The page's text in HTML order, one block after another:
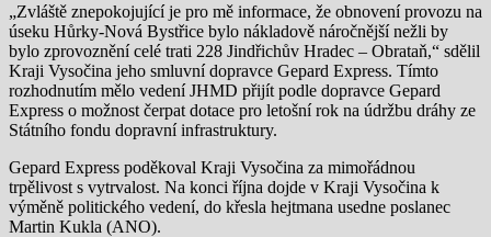
„Zvláště znepokojující je pro mě informace, že obnovení provozu na
úseku Hůrky-Nová Bystřice bylo nákladově náročnější nežli by
bylo zprovoznění celé trati 228 Jindřichův Hradec – Obrataň,“ sdělil
Kraji Vysočina jeho smluvní dopravce Gepard Express. Tímto
rozhodnutím mělo vedení JHMD přijít podle dopravce Gepard
Express o možnost čerpat dotace pro letošní rok na údržbu dráhy ze
Státního fondu dopravní infrastruktury.
Gepard Express poděkoval Kraji Vysočina za mimořádnou
trpělivost s vytrvalost. Na konci října dojde v Kraji Vysočina k
výměně politického vedení, do křesla hejtmana usedne poslanec
Martin Kukla (ANO).